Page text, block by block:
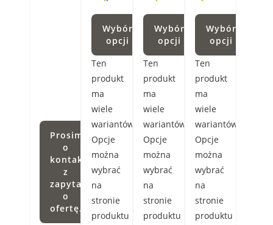
Prosimy
o
kontakt
z
zapytaniem
o
ofertę.
Wybór
opcji
Ten
produkt
ma
wiele
wariantów.
Opcje
można
wybrać
na
stronie
produktu
Wybór
opcji
Ten
produkt
ma
wiele
wariantów.
Opcje
można
wybrać
na
stronie
produktu
Wybór
opcji
Ten
produkt
ma
wiele
wariantów.
Opcje
można
wybrać
na
stronie
produktu